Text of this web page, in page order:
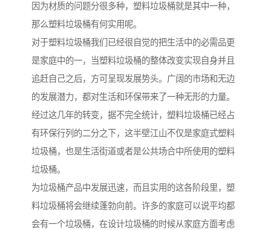
因为材质的问题分很多种，塑料垃圾桶就是其中一种，
那么塑料垃圾桶有何实用呢。
对于塑料垃圾桶我们已经很自觉的把生活中的必需品更
是家庭中的一，当塑料垃圾桶的整体改变实现自身并且
追赶自己之后，方可呈现发展势头。广阔的市场和无边
的发展潜力，都对生活和环保带来了一种无形的力量。
经过这几年的转变，据不完全统计，塑料垃圾桶已经占
有环保行列的二分之下，这半壁江山不仅是家庭式塑料
垃圾桶，也是生活街道或者是公共场合中所使用的塑料
垃圾桶。
为垃圾桶产品中发展迅速，而且实用的这各阶段里，塑
料垃圾桶将会继续蓬勃向前。许多的家庭可以说平均都
会有一个垃圾桶，在设计垃圾桶的时候从家庭方面考虑